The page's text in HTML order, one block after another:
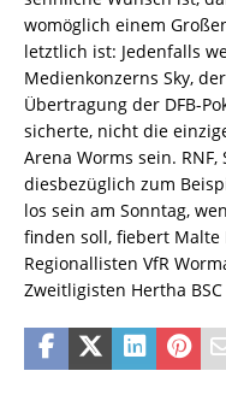
womöglich einem
letztlich ist: Jedenfalls
Medienkonzerns Sky,
Übertragung der DFB-
sicherte, nicht die
Arena Worms sein. RNF,
diesbezüglich zum
los sein am Sonntag,
finden soll, fiebert
Regionallisten VfR
Zweitligisten Hertha